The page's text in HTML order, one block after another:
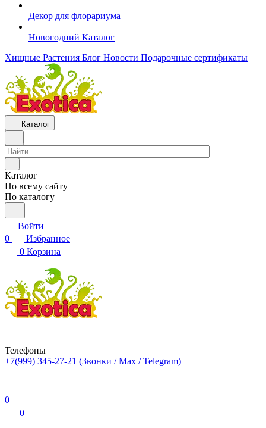
Декор для флорариума
Новогодний Каталог
Хищные Растения Блог Новости Подарочные сертификаты
Каталог
Каталог
По всему сайту
По каталогу
Войти
0
Избранное
0 Корзина
Телефоны
+7(999) 345-27-21 (Звонки / Max / Telegram)
0
0